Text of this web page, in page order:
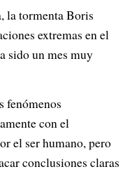
la tormenta Boris
extremas en el
sido un mes muy
fenómenos
con el
el ser humano, pero
conclusiones claras